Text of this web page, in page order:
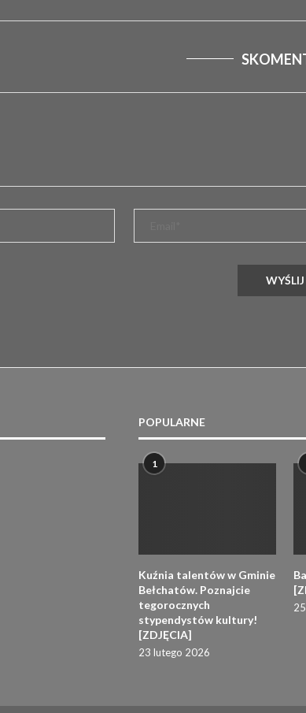
POPULARNE
1
Kuźnia talentów w Gminie
Bełchatów. Poznajcie
tegorocznych
stypendystów kultury!
[ZDJĘCIA]
23 lutego 2026